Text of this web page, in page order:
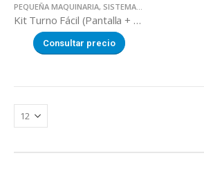
PEQUEÑA MAQUINARIA, SISTEMAS DE TURNO
Kit Turno Fácil (Pantalla + Mando + Dispensador Turno + Rollo + Cartel)
Consultar precio